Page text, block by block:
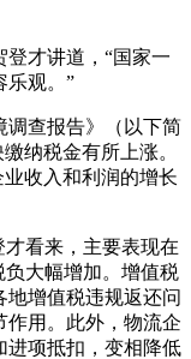
才讲道，“国家一
乐观。”
调查报告》（以下简
纳税金有所上涨。
收入和利润的增长
看来，主要表现在
负大幅增加。增值税
地增值税违规返还问
作用。此外，物流企
进项抵扣，变相降低